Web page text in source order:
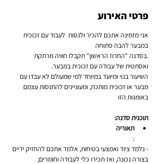
פרטי האירוע
אני מזמינה אתכם להכיר ולנסות  לעבוד עם זכוכית
במבער להבה פתוחה
.בסדנה "החרוז הראשון" תקבלו חוויה מרתקת
ואסתטית של עבודה עם זכוכית במבער.
השיעור בנוי ומיועד במיוחד למי שמעולם לא עבדו עם
מבער או זכוכית מותכת, ומעוניינים להתנסות עצמם
באומנות הזו
תוכנית סדנה:
תאוריה
:
- נלמד ציוד ואמצעי בטיחות, אלמד אתכם להחזיק ידיים
בצורה נכונה, ואז תכירו כלי לעבודה וחומרים;